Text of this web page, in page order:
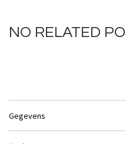
NO RELATED
Gegevens